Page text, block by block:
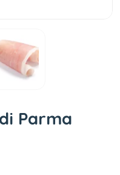
Parma